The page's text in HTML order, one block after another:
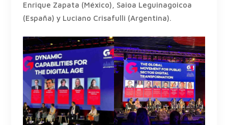
Enrique Zapata (México), Saioa Leguinagoicoa
(España) y Luciano Crisafulli (Argentina).